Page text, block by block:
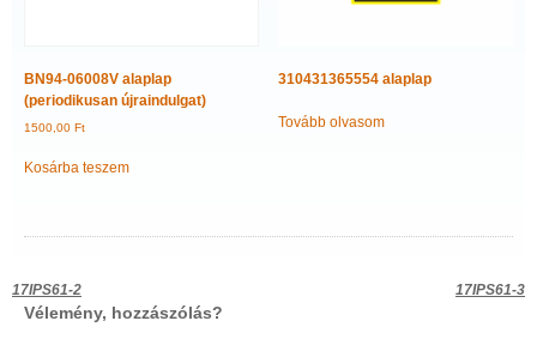
BN94-06008V alaplap
(periodikusan újraindulgat)
1500,00 Ft
Kosárba teszem
310431365554 alaplap
Tovább olvasom
Bejegyzés
navigáció
17IPS61-2 17IPS61-3
Vélemény, hozzászólás?